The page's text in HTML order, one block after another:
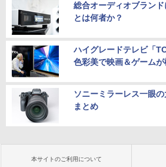
総合オーディオブラン
とは何者か？
ハイグレードテレビ「
色彩美で映画＆ゲーム
ソニーミラーレス一眼
まとめ
本サイトのご利用について